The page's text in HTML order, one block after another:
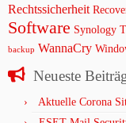
Rechtssicherheit
Software Synology
backup WannaCry
Neueste
Aktuelle Corona